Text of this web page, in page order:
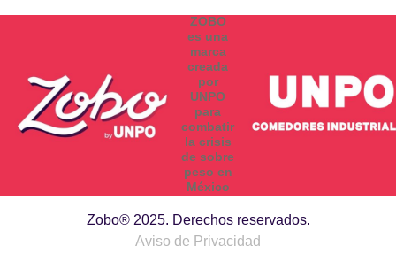
ZOBO
es una
marca
creada
por
UNPO
para
combatir
la crisis
de sobre
peso en
México
Zobo® 2025. Derechos reservados.
Aviso de Privacidad